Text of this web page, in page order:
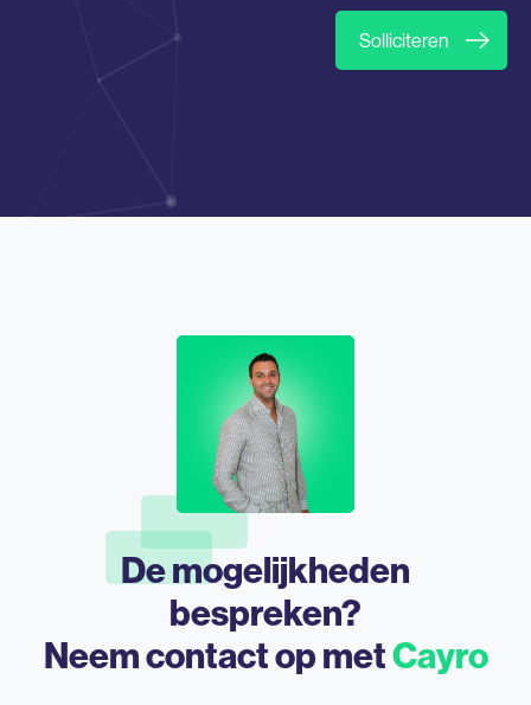
De mogelijkheden
bespreken?
Neem contact op metCayro